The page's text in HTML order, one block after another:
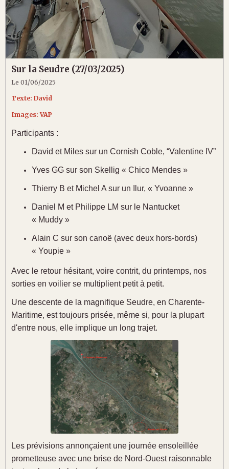
Sur la Seudre (27/03/2025)
Le 01/06/2025
Texte: David
Images: VAP
Participants :
David et Miles sur un Cornish Coble, “Valentine IV”
Yves GG sur son Skellig « Chico Mendes »
Thierry B et Michel A sur un Ilur, « Yvoanne »
Daniel M et Philippe LM sur le Nantucket
« Muddy »
Alain C sur son canoë (avec deux hors-bords)
« Youpie »
Avec le retour hésitant, voire contrit, du printemps, nos
sorties en voilier se multiplient petit à petit.
Une descente de la magnifique Seudre, en Charente-
Maritime, est toujours prisée, même si, pour la plupart
d'entre nous, elle implique un long trajet.
Les prévisions annonçaient une journée ensoleillée
prometteuse avec une brise de Nord-Ouest raisonnable